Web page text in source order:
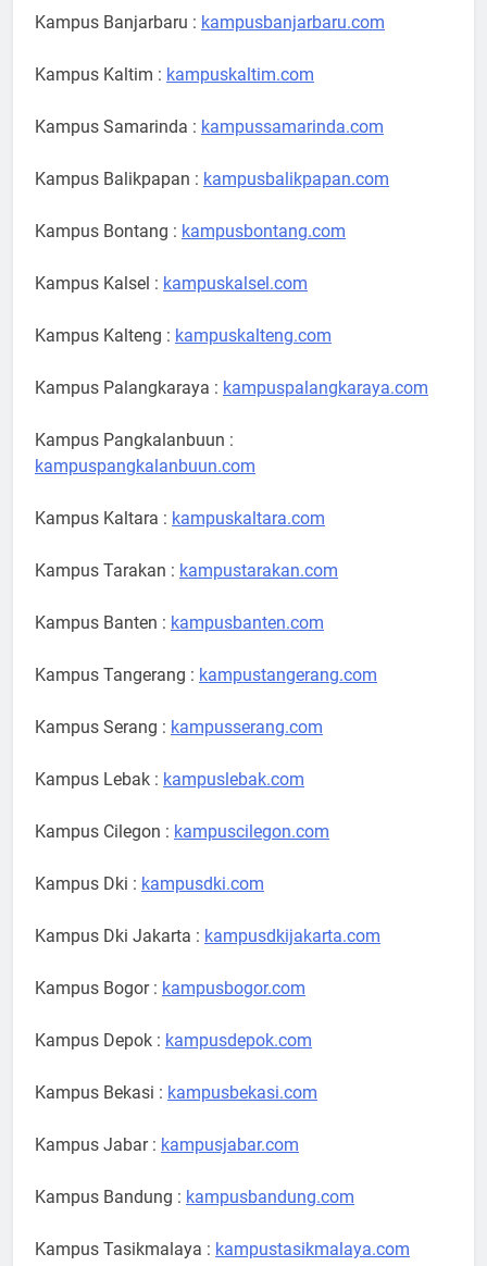
Kampus Banjarbaru : kampusbanjarbaru.com
Kampus Kaltim : kampuskaltim.com
Kampus Samarinda : kampussamarinda.com
Kampus Balikpapan : kampusbalikpapan.com
Kampus Bontang : kampusbontang.com
Kampus Kalsel : kampuskalsel.com
Kampus Kalteng : kampuskalteng.com
Kampus Palangkaraya : kampuspalangkaraya.com
Kampus Pangkalanbuun :
kampuspangkalanbuun.com
Kampus Kaltara : kampuskaltara.com
Kampus Tarakan : kampustarakan.com
Kampus Banten : kampusbanten.com
Kampus Tangerang : kampustangerang.com
Kampus Serang : kampusserang.com
Kampus Lebak : kampuslebak.com
Kampus Cilegon : kampuscilegon.com
Kampus Dki : kampusdki.com
Kampus Dki Jakarta : kampusdkijakarta.com
Kampus Bogor : kampusbogor.com
Kampus Depok : kampusdepok.com
Kampus Bekasi : kampusbekasi.com
Kampus Jabar : kampusjabar.com
Kampus Bandung : kampusbandung.com
Kampus Tasikmalaya : kampustasikmalaya.com